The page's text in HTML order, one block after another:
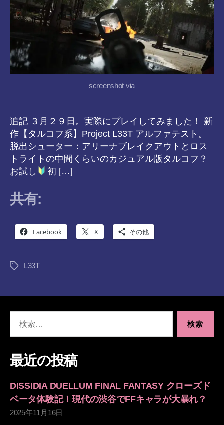
screenshot via
追記 ３月２９日。実際にプレイしてみました！ 新
作【タルコフ系】Project L33T アルファテスト。
脱出シューター：アリーナブレイクアウトとロス
トライトの中間くらいのカジュアル版タルコフ？
お試し
初 […]
共有:
Facebook X その他
タ
L33T
象:
最近の投稿
DISSIDIA DUELLUM FINAL FANTASY クローズド
ベータ体験記！現代の渋谷でFFキャラが大暴れ？
2025年11月16日